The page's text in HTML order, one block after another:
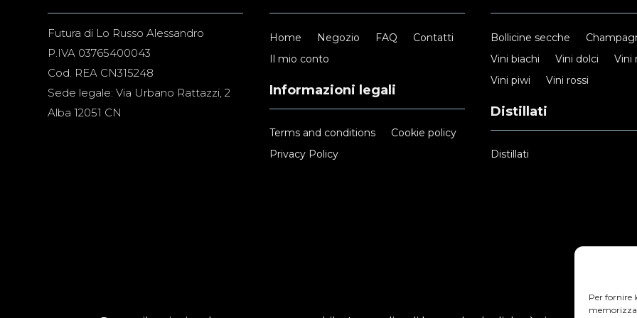
Per fornire
Futura di Lo Russo Alessandro
P.IVA 03765400043
Cod. REA CN315248
Sede legale: Via Urbano Rattazzi, 2
Alba 12051 CN
Home Negozio FAQ
Contatti
Il mio conto
Informazioni legali
Terms and conditions
Cookie policy
Privacy Policy
Bollicine secche
Vini biachi
Vini dolci
Vini
Vini piwi
Vini rossi
Distillati
Distillati